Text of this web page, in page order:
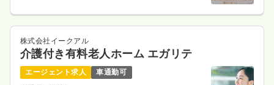
日勤のみ（パート） 一時募集休止
株式会社イークアル
介護付き有料老人ホーム エガリテ
エージェント求人
車通勤可